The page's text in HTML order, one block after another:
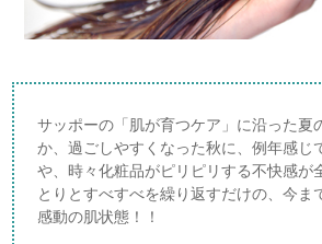
サッポーの「肌が育つケア」に沿った夏
か、過ごしやすくなった秋に、例年感じ
や、時々化粧品がピリピリする不快感が
とりとすべすべを繰り返すだけの、今ま
感動の肌状態！！